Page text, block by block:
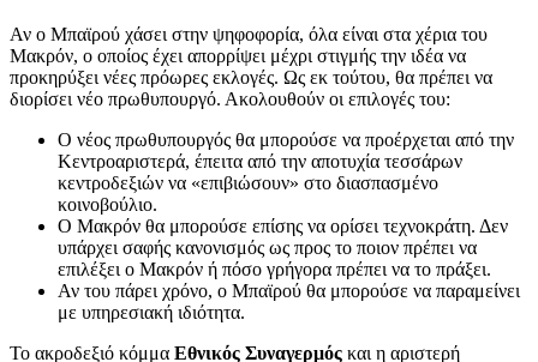
Αν ο Μπαϊρού χάσει στην ψηφοφορία, όλα είναι στα χέρια του
Μακρόν, ο οποίος έχει απορρίψει μέχρι στιγμής την ιδέα να
προκηρύξει νέες πρόωρες εκλογές. Ως εκ τούτου, θα πρέπει να
διορίσει νέο πρωθυπουργό. Ακολουθούν οι επιλογές του:
Ο νέος πρωθυπουργός θα μπορούσε να προέρχεται από την
Κεντροαριστερά, έπειτα από την αποτυχία τεσσάρων
κεντροδεξιών να «επιβιώσουν» στο διασπασμένο
κοινοβούλιο.
Ο Μακρόν θα μπορούσε επίσης να ορίσει τεχνοκράτη. Δεν
υπάρχει σαφής κανονισμός ως προς το ποιον πρέπει να
επιλέξει ο Μακρόν ή πόσο γρήγορα πρέπει να το πράξει.
Αν του πάρει χρόνο, ο Μπαϊρού θα μπορούσε να παραμείνει
με υπηρεσιακή ιδιότητα.
Το ακροδεξιό κόμμα Εθνικός Συναγερμός και η αριστερή